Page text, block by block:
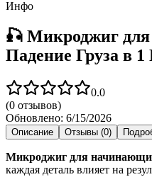
Инфо
🎣 Микроджиг
Падение Груза в
0.0
(0 отзывов)
Обновлено: 6/15/2026
Описание Отзывы (0)
Микроджиг для
каждая деталь влияет на